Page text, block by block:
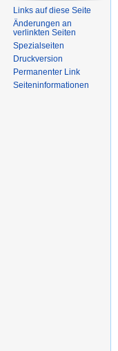
Links auf diese Seite
Änderungen an
verlinkten Seiten
Spezialseiten
Druckversion
Permanenter Link
Seiten­informationen